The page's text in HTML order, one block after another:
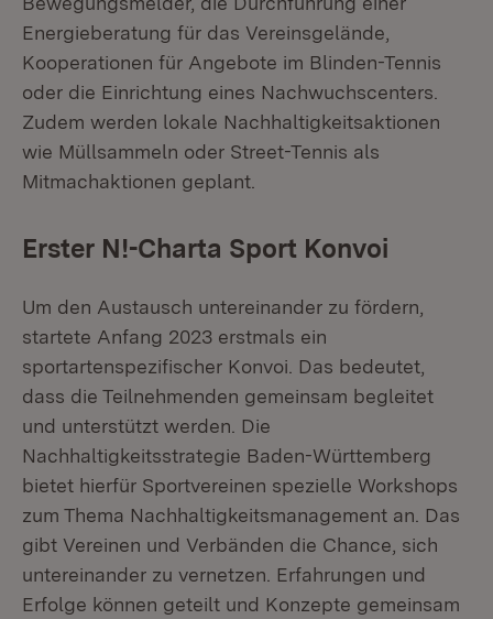
Energieberatung für das Vereinsgelände,
Kooperationen für Angebote im Blinden-Tennis
oder die Einrichtung eines Nachwuchscenters.
Zudem werden lokale Nachhaltigkeitsaktionen
wie Müllsammeln oder Street-Tennis als
Mitmachaktionen geplant.
Erster N!-Charta Sport Konvoi
Um den Austausch untereinander zu fördern,
startete Anfang 2023 erstmals ein
sportartenspezifischer Konvoi. Das bedeutet,
dass die Teilnehmenden gemeinsam begleitet
und unterstützt werden. Die
Nachhaltigkeitsstrategie Baden-Württemberg
bietet hierfür Sportvereinen spezielle Workshops
zum Thema Nachhaltigkeitsmanagement an. Das
gibt Vereinen und Verbänden die Chance, sich
untereinander zu vernetzen. Erfahrungen und
Erfolge können geteilt und Konzepte gemeinsam